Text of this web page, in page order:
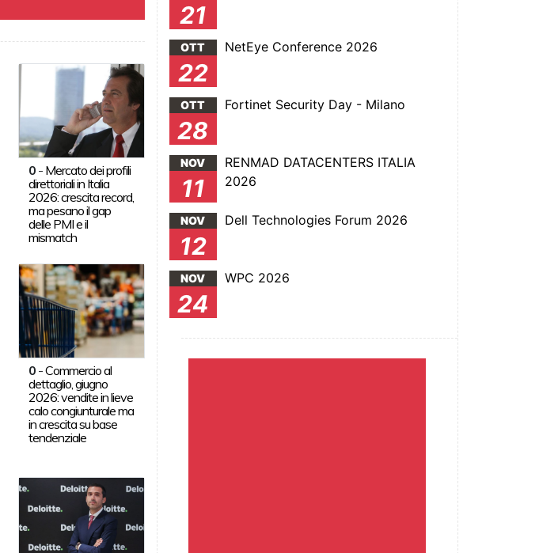
0 - Mercato dei profili
direttoriali in Italia
2026: crescita record,
ma pesano il gap
delle PMI e il
mismatch
0 -Commercio al
dettaglio, giugno
2026: vendite in lieve
calo congiunturale ma
in crescita su base
tendenziale
21
OTT
22
NetEye Conference 2026
OTT
28
Fortinet Security Day - Milano
NOV
11
RENMAD DATACENTERS ITALIA
2026
NOV
12
Dell Technologies Forum 2026
NOV
24
WPC 2026